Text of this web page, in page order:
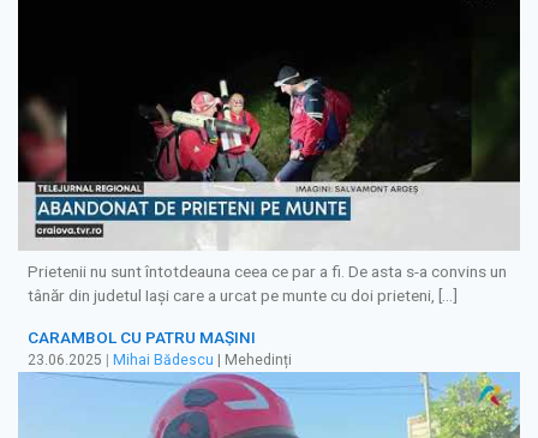
Prietenii nu sunt întotdeauna ceea ce par a fi. De asta s-a convins un
tânăr din judetul Iași care a urcat pe munte cu doi prieteni, […]
CARAMBOL CU PATRU MAȘINI
23.06.2025 | Mihai Bădescu | Mehedinți